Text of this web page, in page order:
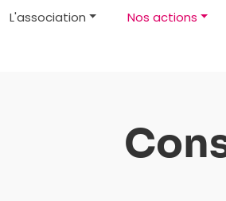
L'association Nos actions